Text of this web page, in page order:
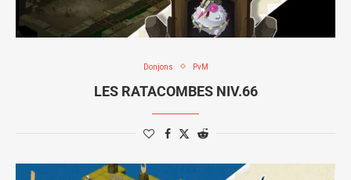
Donjons PvM
LES RATACOMBES NIV.66